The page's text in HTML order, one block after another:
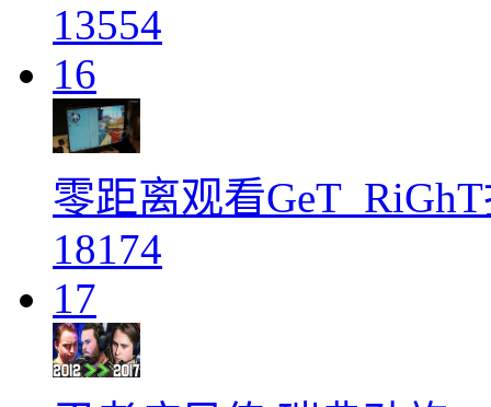
13554
16
零距离观看
18174
17